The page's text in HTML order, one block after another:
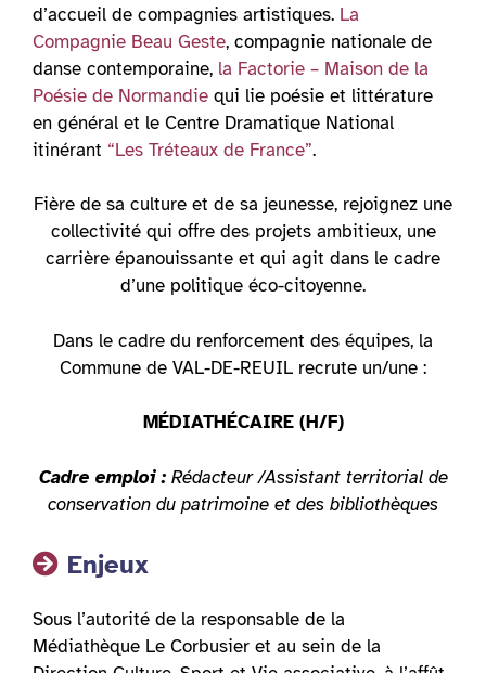
d’accueil de compagnies artistiques. La
Compagnie Beau Geste, compagnie nationale de
danse contemporaine, la Factorie – Maison de la
Poésie de Normandie qui lie poésie et littérature
en général et le Centre Dramatique National
itinérant “Les Tréteaux de France”.
Fière de sa culture et de sa jeunesse, rejoignez une
collectivité qui offre des projets ambitieux, une
carrière épanouissante et qui agit dans le cadre
d’une politique éco-citoyenne.
Dans le cadre du renforcement des équipes, la
Commune de VAL-DE-REUIL recrute un/une :
MÉDIATHÉCAIRE (H/F)
Cadre emploi :Rédacteur /Assistant territorial de
conservation du patrimoine et des bibliothèques
Enjeux
Sous l’autorité de la responsable de la
Médiathèque Le Corbusier et au sein de la